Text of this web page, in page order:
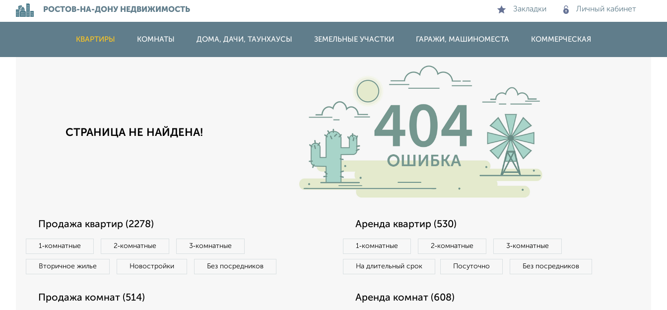
РОСТОВ-НА-ДОНУ НЕДВИЖИМОСТЬ Закладки Личный кабинет
КВАРТИРЫ КОМНАТЫ ДОМА, ДАЧИ, ТАУНХАУСЫ ЗЕМЕЛЬНЫЕ УЧАСТКИ ГАРАЖИ, МАШИНОМЕСТА КОММЕРЧЕСКАЯ
СТРАНИЦА НЕ НАЙДЕНА!
Продажа квартир (2278)
1‑комнатные 2‑комнатные 3‑комнатные
Вторичное жилье Новостройки Без посредников
Аренда квартир (530)
1‑комнатные 2‑комнатные 3‑комнатные
На длительный срок Посуточно Без посредников
Продажа комнат (514) Аренда комнат (608)